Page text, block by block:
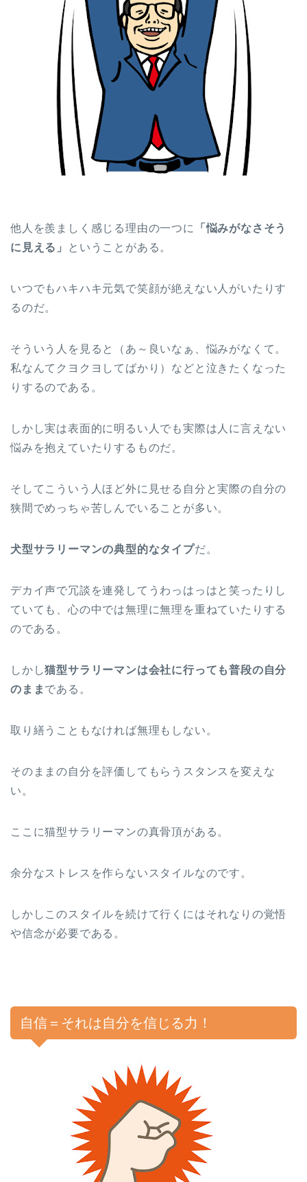
他人を羨ましく感じる理由の一つに
「悩みがなさそう
に見える」
ということがある。
いつでもハキハキ元気で笑顔が絶えない人がいたりす
るのだ。
そういう人を見ると（あ～良いなぁ、悩みがなくて。
私なんてクヨクヨしてばかり）などと泣きたくなった
りするのである。
しかし実は表面的に明るい人でも実際は人に言えない
悩みを抱えていたりするものだ。
そしてこういう人ほど外に見せる自分と実際の自分の
狭間でめっちゃ苦しんでいることが多い。
犬型サラリーマンの典型的なタイプだ。
デカイ声で冗談を連発してうわっはっはと笑ったりし
ていても、心の中では無理に無理を重ねていたりする
のである。
しかし猫型サラリーマンは会社に行っても普段の自分
のまま である。
取り繕うこともなければ無理もしない。
そのままの自分を評価してもらうスタンスを変えな
い。
ここに猫型サラリーマンの真骨頂がある。
余分なストレスを作らないスタイルなのです。
しかしこのスタイルを続けて行くにはそれなりの覚悟
や信念が必要である。
自信＝それは自分を信じる力！